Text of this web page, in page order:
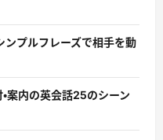
ンプルフレーズで相手を動
案内の英会話25のシーン